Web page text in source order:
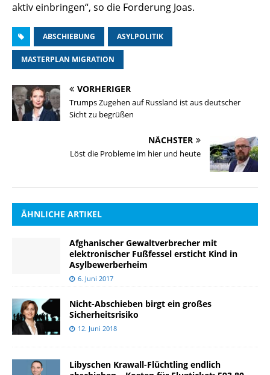
aktiv einbringen“, so die Forderung Joas.
ABSCHIEBUNG ASYLPOLITIK
MASTERPLAN MIGRATION
VORHERIGER
Trumps Zugehen auf Russland ist aus deutscher
Sicht zu begrüßen
NÄCHSTER
Löst die Probleme im hier und heute
ÄHNLICHE ARTIKEL
Afghanischer Gewaltverbrecher mit
elektronischer Fußfessel ersticht Kind in
Asylbewerberheim
6. Juni 2017
Nicht-Abschieben birgt ein großes
Sicherheitsrisiko
12. Juni 2018
Libyschen Krawall-Flüchtling endlich